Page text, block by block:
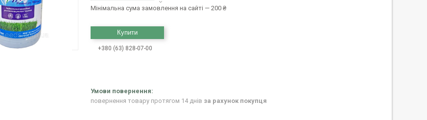
Мінімальна сума замовлення на сайті — 200 ₴
Купити
+380 (63) 828-07-00
повернення товару протягом 14 днів за рахунок покупця